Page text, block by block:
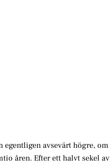
avsevärt högre,
åren. Efter ett halvt sekel